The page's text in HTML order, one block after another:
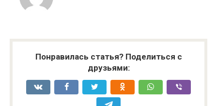
Понравилась статья? Поделиться с
друзьями: